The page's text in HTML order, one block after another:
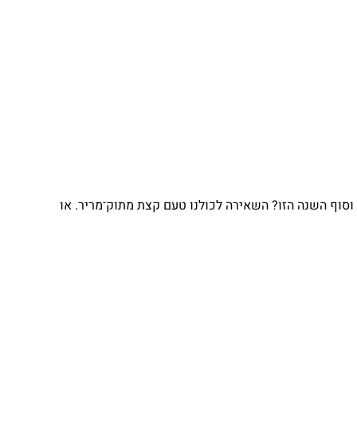
השנה הזו? השאירה לכולנו טעם קצת מתוק־מריר. או